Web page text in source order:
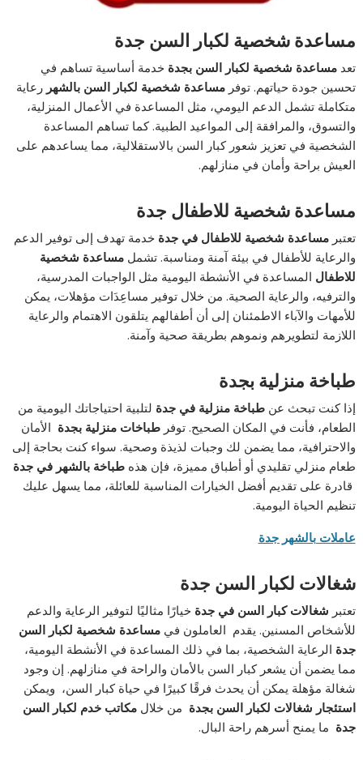
مساعدة شخصية لكبار السن جدة
تعدمساعدة شخصية لكبار السن بجدة خدمة أساسية تساهم في
تحسين جودة حياتهم. توفرمساعدة شخصية لكبار السن بالشهررعاية
متكاملة تشمل الدعم اليومي، مثل المساعدة في الأعمال المنزلية،
والتسوق، والمرافقة إلى المواعيد الطبية. كما تساهم المساعدة
الشخصية في تعزيز شعور كبار السن بالاستقلالية، مما يساعدهم على
العيش براحة وأمان في منازلهم.
مساعدة شخصية للاطفال جدة
تعتبرمساعدة شخصية للاطفال في جدة خدمة تهدف إلى توفير الدعم
والرعاية للأطفال في بيئة آمنة ومناسبة. تشملمساعدة شخصية
للاطفال المساعدة في الأنشطة اليومية مثل الواجبات المدرسية،
والترفيه، والرعاية الصحية. من خلال توفير مساعِدَات مؤهلات، يمكن
للأمهات والآباء الاطمئنان إلى أن أطفالهم يتلقون الاهتمام والرعاية
اللازمة لتطويرهم ونموهم بطريقة صحية وآمنة.
طباخة منزلية بجدة
إذا كنت تبحث عنطباخة منزلية في جدة لتلبية احتياجاتك اليومية من
الطعام، فأنت في المكان الصحيح. توفرطباخات منزلية بجدة الأمان
والاحترافية، مما يضمن لك وجبات لذيذة وصحية. سواء كنت بحاجة إلى
طعام منزلي تقليدي أو أطباق مميزة، فإن هذهطباخة بالشهر في جدة
قادرة على تقديم أفضل الخيارات المناسبة للعائلة، مما يسهل عليك
تنظيم الحياة اليومية.
عاملات بالشهر جدة
شغالات لكبار السن جدة
تعتبر شغالات كبار السن في جدة خيارًا مثاليًا لتوفير الرعاية والدعم
للأشخاص المسنين. يقدم العاملون فيمساعدة شخصية لكبار السن
جدة الرعاية الشخصية، بما في ذلك المساعدة في الأنشطة اليومية،
مما يضمن أن يشعر كبار السن بالأمان والراحة في منازلهم. إن وجود
شغالة مؤهلة يمكن أن يحدث فرقًا كبيرًا في حياة كبار السن، ويمكن
استئجار شغالات لكبار السن بجدة من خلالمكاتب خدم لكبار السن
جدة ما يمنح أسرهم راحة البال.